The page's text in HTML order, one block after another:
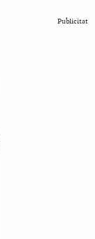
Publicitat